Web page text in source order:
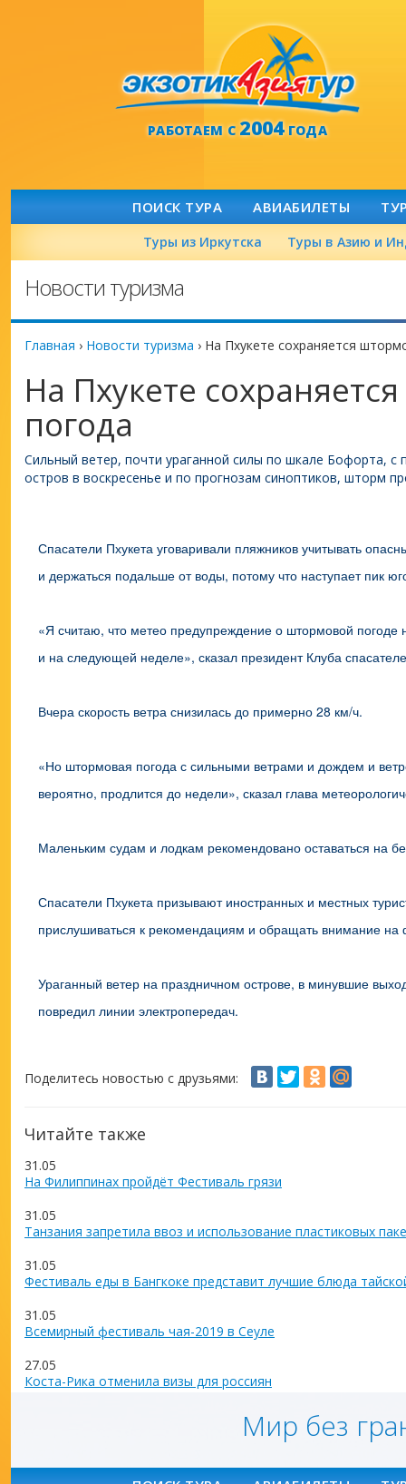
РАБОТАЕМ С2004ГОДА
ПОИСК ТУРА АВИАБИЛЕТЫ
Туры из Иркутска Туры в Азию и
Новости туризма
Главная › Новости туризма › На Пхукете сохраняется
На Пхукете
погода
Сильный ветер, почти ураганной силы по шкале Бофорта,
остров в воскресенье и по прогнозам синоптиков, шторм
Спасатели Пхукета уговаривали пляжников учитывать
и держаться подальше от воды, потому что наступает пик
«Я считаю, что метео предупреждение о штормовой погоде
и на следующей неделе», сказал президент Клуба
Вчера скорость ветра снизилась до примерно 28 км/ч.
«Но штормовая погода с сильными ветрами и дождем и
вероятно, продлится до недели», сказал глава
Маленьким судам и лодкам рекомендовано оставаться на
Спасатели Пхукета призывают иностранных и местных
прислушиваться к рекомендациям и обращать внимание на
Ураганный ветер на праздничном острове, в минувшие
повредил линии электропередач.
Поделитесь новостью с друзьями:
Читайте также
31.05
На Филиппинах пройдёт Фестиваль грязи
31.05
Танзания запретила ввоз и использование пластиковых
31.05
Фестиваль еды в Бангкоке представит лучшие блюда
31.05
Всемирный фестиваль чая-2019 в Сеуле
27.05
Коста-Рика отменила визы для россиян
Мир без